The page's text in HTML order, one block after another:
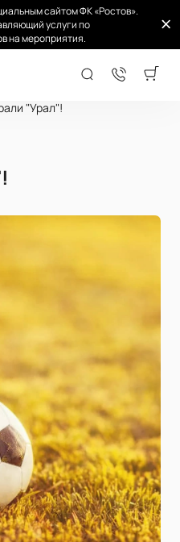
сайтом ФК «Ростов».
услуги по
на мероприятия.
"Урал"!